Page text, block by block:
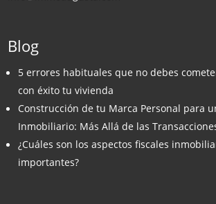
Blog
5 errores habituales que no debes
con éxito tu vivienda
Construcción de tu Marca Personal para
Inmobiliario: Más Allá de las
¿Cuáles son los aspectos fiscales
importantes?